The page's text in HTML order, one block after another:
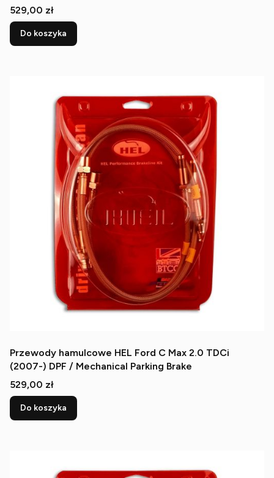
Cena
529,00 zł
Do koszyka
Przewody hamulcowe HEL Ford C Max 2.0 TDCi
(2007-) DPF / Mechanical Parking Brake
Cena
529,00 zł
Do koszyka